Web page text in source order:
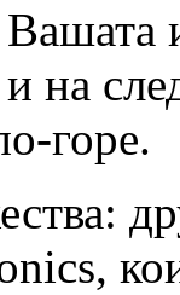
на
горе.